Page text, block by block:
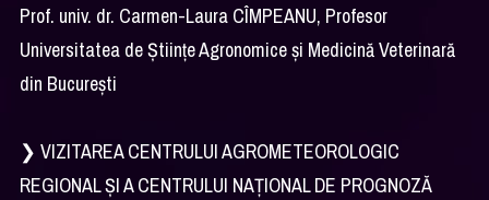
Prof. univ. dr. Carmen-Laura CÎMPEANU, Profesor
Universitatea de Științe Agronomice și Medicină Veterinară
din București
❯ VIZITAREA CENTRULUI AGROMETEOROLOGIC
REGIONAL ȘI A CENTRULUI NAȚIONAL DE PROGNOZĂ